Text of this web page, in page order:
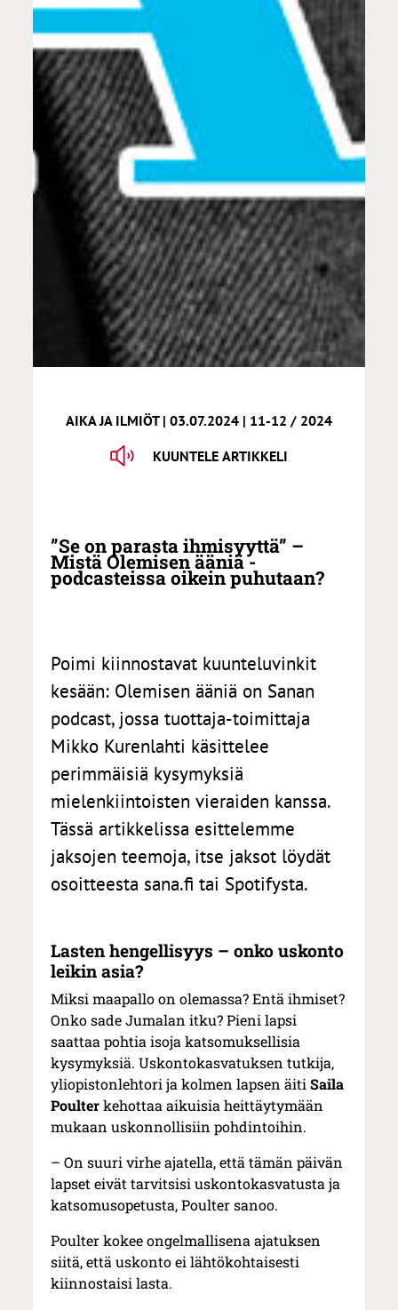
AIKA JA ILMIÖT | 03.07.2024 | 11-12 / 2024
KUUNTELE ARTIKKELI
”Se on parasta ihmisyyttä” –
Mistä Olemisen ääniä -
podcasteissa oikein puhutaan?
Poimi kiinnostavat kuunteluvinkit
kesään: Olemisen ääniä on Sanan
podcast, jossa tuottaja-toimittaja
Mikko Kurenlahti käsittelee
perimmäisiä kysymyksiä
mielenkiintoisten vieraiden kanssa.
Tässä artikkelissa esittelemme
jaksojen teemoja, itse jaksot löydät
osoitteesta sana.fi tai Spotifysta.
Lasten hengellisyys – onko uskonto
leikin asia?
Miksi maapallo on olemassa? Entä ihmiset?
Onko sade Jumalan itku? Pieni lapsi
saattaa pohtia isoja katsomuksellisia
kysymyksiä. Uskontokasvatuksen tutkija,
yliopistonlehtori ja kolmen lapsen äitiSaila
Poulterkehottaa aikuisia heittäytymään
mukaan uskonnollisiin pohdintoihin.
– On suuri virhe ajatella, että tämän päivän
lapset eivät tarvitsisi uskontokasvatusta ja
katsomusopetusta, Poulter sanoo.
Poulter kokee ongelmallisena ajatuksen
siitä, että uskonto ei lähtökohtaisesti
kiinnostaisi lasta.